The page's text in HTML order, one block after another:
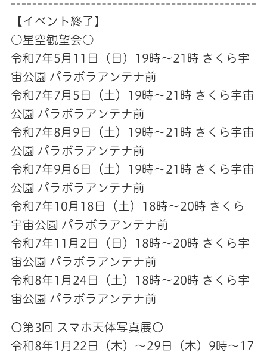
【イベント終了】
○星空観望会○
令和7年5月11日（日）19時～21時 さくら宇
宙公園 パラボラアンテナ前
令和7年7月5日（土）19時～21時 さくら宇宙
公園 パラボラアンテナ前
令和7年8月9日（土）19時～21時 さくら宇宙
公園 パラボラアンテナ前
令和7年9月6日（土）19時～21時 さくら宇宙
公園 パラボラアンテナ前
令和7年10月18日（土）18時～20時 さくら
宇宙公園 パラボラアンテナ前
令和7年11月2日（日）18時～20時 さくら宇
宙公園 パラボラアンテナ前
令和8年1月24日（土）18時～20時 さくら宇
宙公園 パラボラアンテナ前
〇第3回 スマホ天体写真展〇
令和8年1月22日（木）～29日（木）9時～17